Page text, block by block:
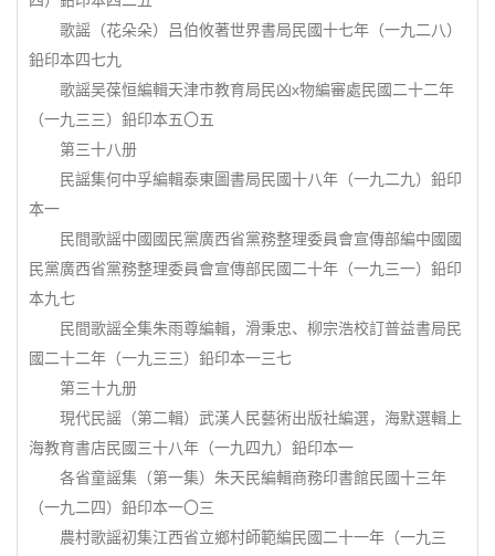
歌謡（花朵朵）吕伯攸著世界書局民國十七年（一九二八）
鉛印本四七九
歌謡吴葆恒編輯天津市教育局民凶x物編審處民國二十二年
（一九三三）鉛印本五〇五
第三十八册
民謡集何中孚編輯泰東圖書局民國十八年（一九二九）鉛印
本一
民間歌謡中國國民黨廣西省黨務整理委員會宣傳部編中國國
民黨廣西省黨務整理委員會宣傳部民國二十年（一九三一）鉛印
本九七
民間歌謡全集朱雨尊編輯，滑秉忠、柳宗浩校訂普益書局民
國二十二年（一九三三）鉛印本一三七
第三十九册
現代民謡（第二輯）武漢人民藝術出版社編選，海默選輯上
海教育書店民國三十八年（一九四九）鉛印本一
各省童謡集（第一集）朱天民編輯商務印書館民國十三年
（一九二四）鉛印本一〇三
農村歌謡初集江西省立鄉村師範編民國二十一年（一九三